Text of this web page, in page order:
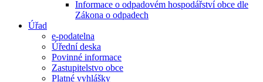
Informace o odpadovém hospodářství obce dle
Zákona o odpadech
Úřad
e-podatelna
Úřední deska
Povinné informace
Zastupitelstvo obce
Platné vyhlášky